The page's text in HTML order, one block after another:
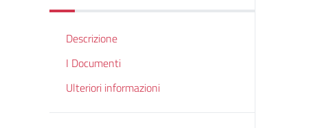
Descrizione
I Documenti
Ulteriori informazioni